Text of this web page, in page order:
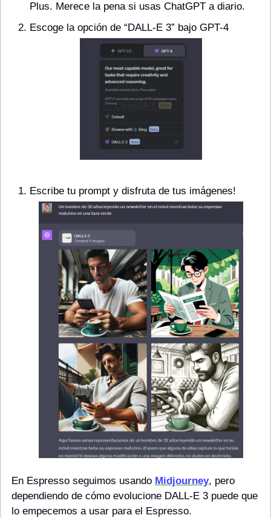
Plus. Merece la pena si usas ChatGPT a diario.
Escoge la opción de “DALL-E 3” bajo GPT-4
Escribe tu prompt y disfruta de tus imágenes!
En Espresso seguimos usando Midjourney, pero
dependiendo de cómo evolucione DALL-E 3 puede que
lo empecemos a usar para el Espresso.